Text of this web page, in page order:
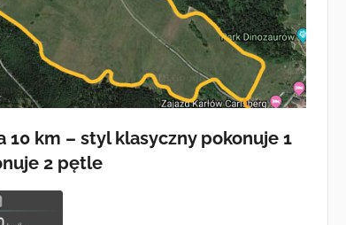
10 km – styl klasyczny pokonuje 1
2 pętle